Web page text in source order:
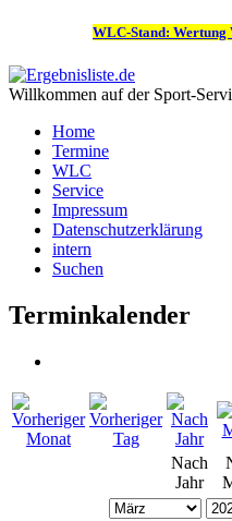
WLC-Stand: Wertung
Willkommen auf der Sport-
Home
Termine
WLC
Service
Impressum
Datenschutzerklärung
intern
Suchen
Terminkalender
Nach
Jahr